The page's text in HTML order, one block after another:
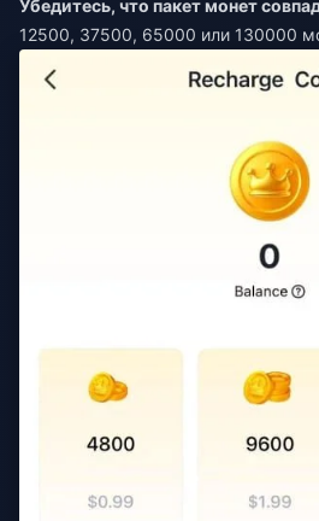
Убедитесь, что пакет монет
12500, 37500, 65000 или 130000